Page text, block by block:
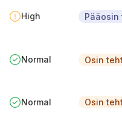
High Pääosin
Normal Osin
Normal Osin